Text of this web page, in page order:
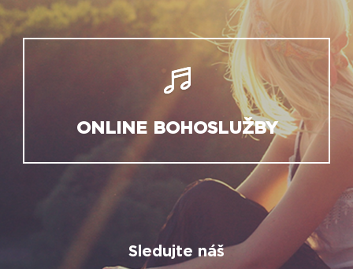
ONLINE BOHOSLUŽBY
Sledujte náš